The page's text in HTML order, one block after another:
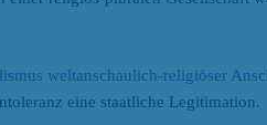
weltanschaulich-religiöser
eine staatliche Legitimation.